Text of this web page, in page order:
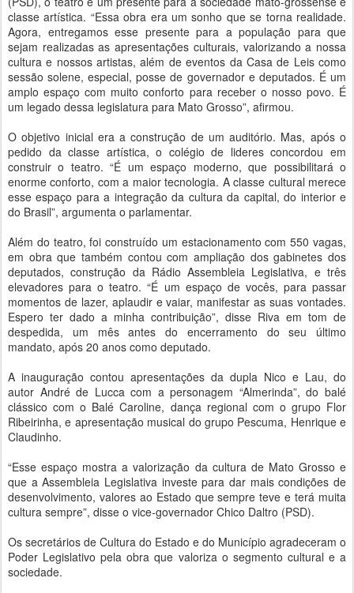
classe artística. “Essa obra era um sonho que se torna realidade.
Agora, entregamos esse presente para a população para que
sejam realizadas as apresentações culturais, valorizando a nossa
cultura e nossos artistas, além de eventos da Casa de Leis como
sessão solene, especial, posse de governador e deputados. É um
amplo espaço com muito conforto para receber o nosso povo. É
um legado dessa legislatura para Mato Grosso”, afirmou.
O objetivo inicial era a construção de um auditório. Mas, após o
pedido da classe artística, o colégio de lideres concordou em
construir o teatro. “É um espaço moderno, que possibilitará o
enorme conforto, com a maior tecnologia. A classe cultural merece
esse espaço para a integração da cultura da capital, do interior e
do Brasil”, argumenta o parlamentar.
Além do teatro, foi construído um estacionamento com 550 vagas,
em obra que também contou com ampliação dos gabinetes dos
deputados, construção da Rádio Assembleia Legislativa, e três
elevadores para o teatro. “É um espaço de vocês, para passar
momentos de lazer, aplaudir e vaiar, manifestar as suas vontades.
Espero ter dado a minha contribuição”, disse Riva em tom de
despedida, um mês antes do encerramento do seu último
mandato, após 20 anos como deputado.
A inauguração contou apresentações da dupla Nico e Lau, do
autor André de Lucca com a personagem “Almerinda”, do balé
clássico com o Balé Caroline, dança regional com o grupo Flor
Ribeirinha, e apresentação musical do grupo Pescuma, Henrique e
Claudinho.
“Esse espaço mostra a valorização da cultura de Mato Grosso e
que a Assembleia Legislativa investe para dar mais condições de
desenvolvimento, valores ao Estado que sempre teve e terá muita
cultura sempre”, disse o vice-governador Chico Daltro (PSD).
Os secretários de Cultura do Estado e do Município agradeceram o
Poder Legislativo pela obra que valoriza o segmento cultural e a
sociedade.